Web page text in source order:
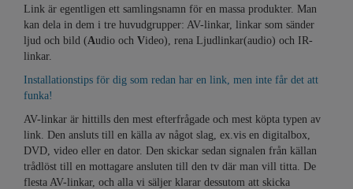
Link är egentligen ett samlingsnamn för en massa produkter. Man
kan dela in dem i tre huvudgrupper: AV-linkar, linkar som sänder
ljud och bild (Audio och Video), rena Ljudlinkar(audio) och IR-
linkar.
Installationstips för dig som redan har en link, men inte får det att
funka!
AV-linkar är hittills den mest efterfrågade och mest köpta typen av
link. Den ansluts till en källa av något slag, ex.vis en digitalbox,
DVD, video eller en dator. Den skickar sedan signalen från källan
trådlöst till en mottagare ansluten till den tv där man vill titta. De
flesta AV-linkar, och alla vi säljer klarar dessutom att skicka